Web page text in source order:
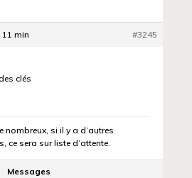
min #3245
clés
nombreux, si il y a d’autres
ce sera sur liste d’attente.
Messages